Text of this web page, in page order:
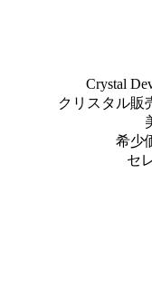
Crystal
クリスタル販
希少
セ